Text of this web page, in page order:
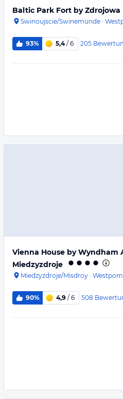
Baltic Park Fort by Zdrojowa
Swinoujscie/Swinemünde ·
93% 5,4/ 6 205
Vienna House by Wyndham
Miedzyzdroje
Miedzyzdroje/Misdroy ·
90% 4,9 / 6 508